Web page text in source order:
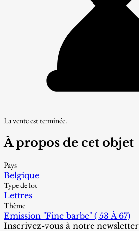
La vente est terminée.
À propos de cet objet
Pays
Belgique
Type de lot
Lettres
Thème
Emission "Fine barbe" ( 53 À 67)
Inscrivez-vous à notre newsletter